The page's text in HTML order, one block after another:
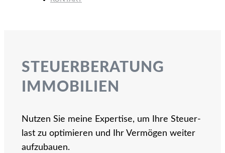
STEUERBERATUNG
IMMOBILIEN
Nutzen Sie meine Expertise, um Ihre Steuer­
last zu optimieren und Ihr Vermögen weiter
aufzubauen.